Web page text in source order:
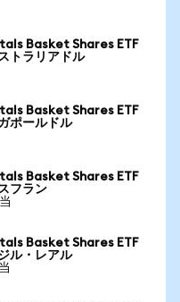
Basket Shares ETF
トラリアドル
Basket Shares ETF
ポールドル
Basket Shares ETF
フラン
Basket Shares ETF
ル・レアル